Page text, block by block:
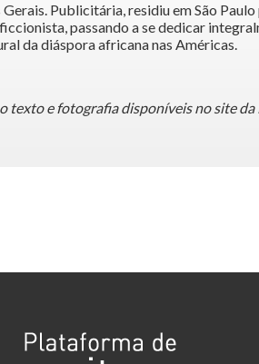
Publicitária, residiu em São
passando a se dedicar
da diáspora africana nas Américas.
texto e fotografia disponíveis no site